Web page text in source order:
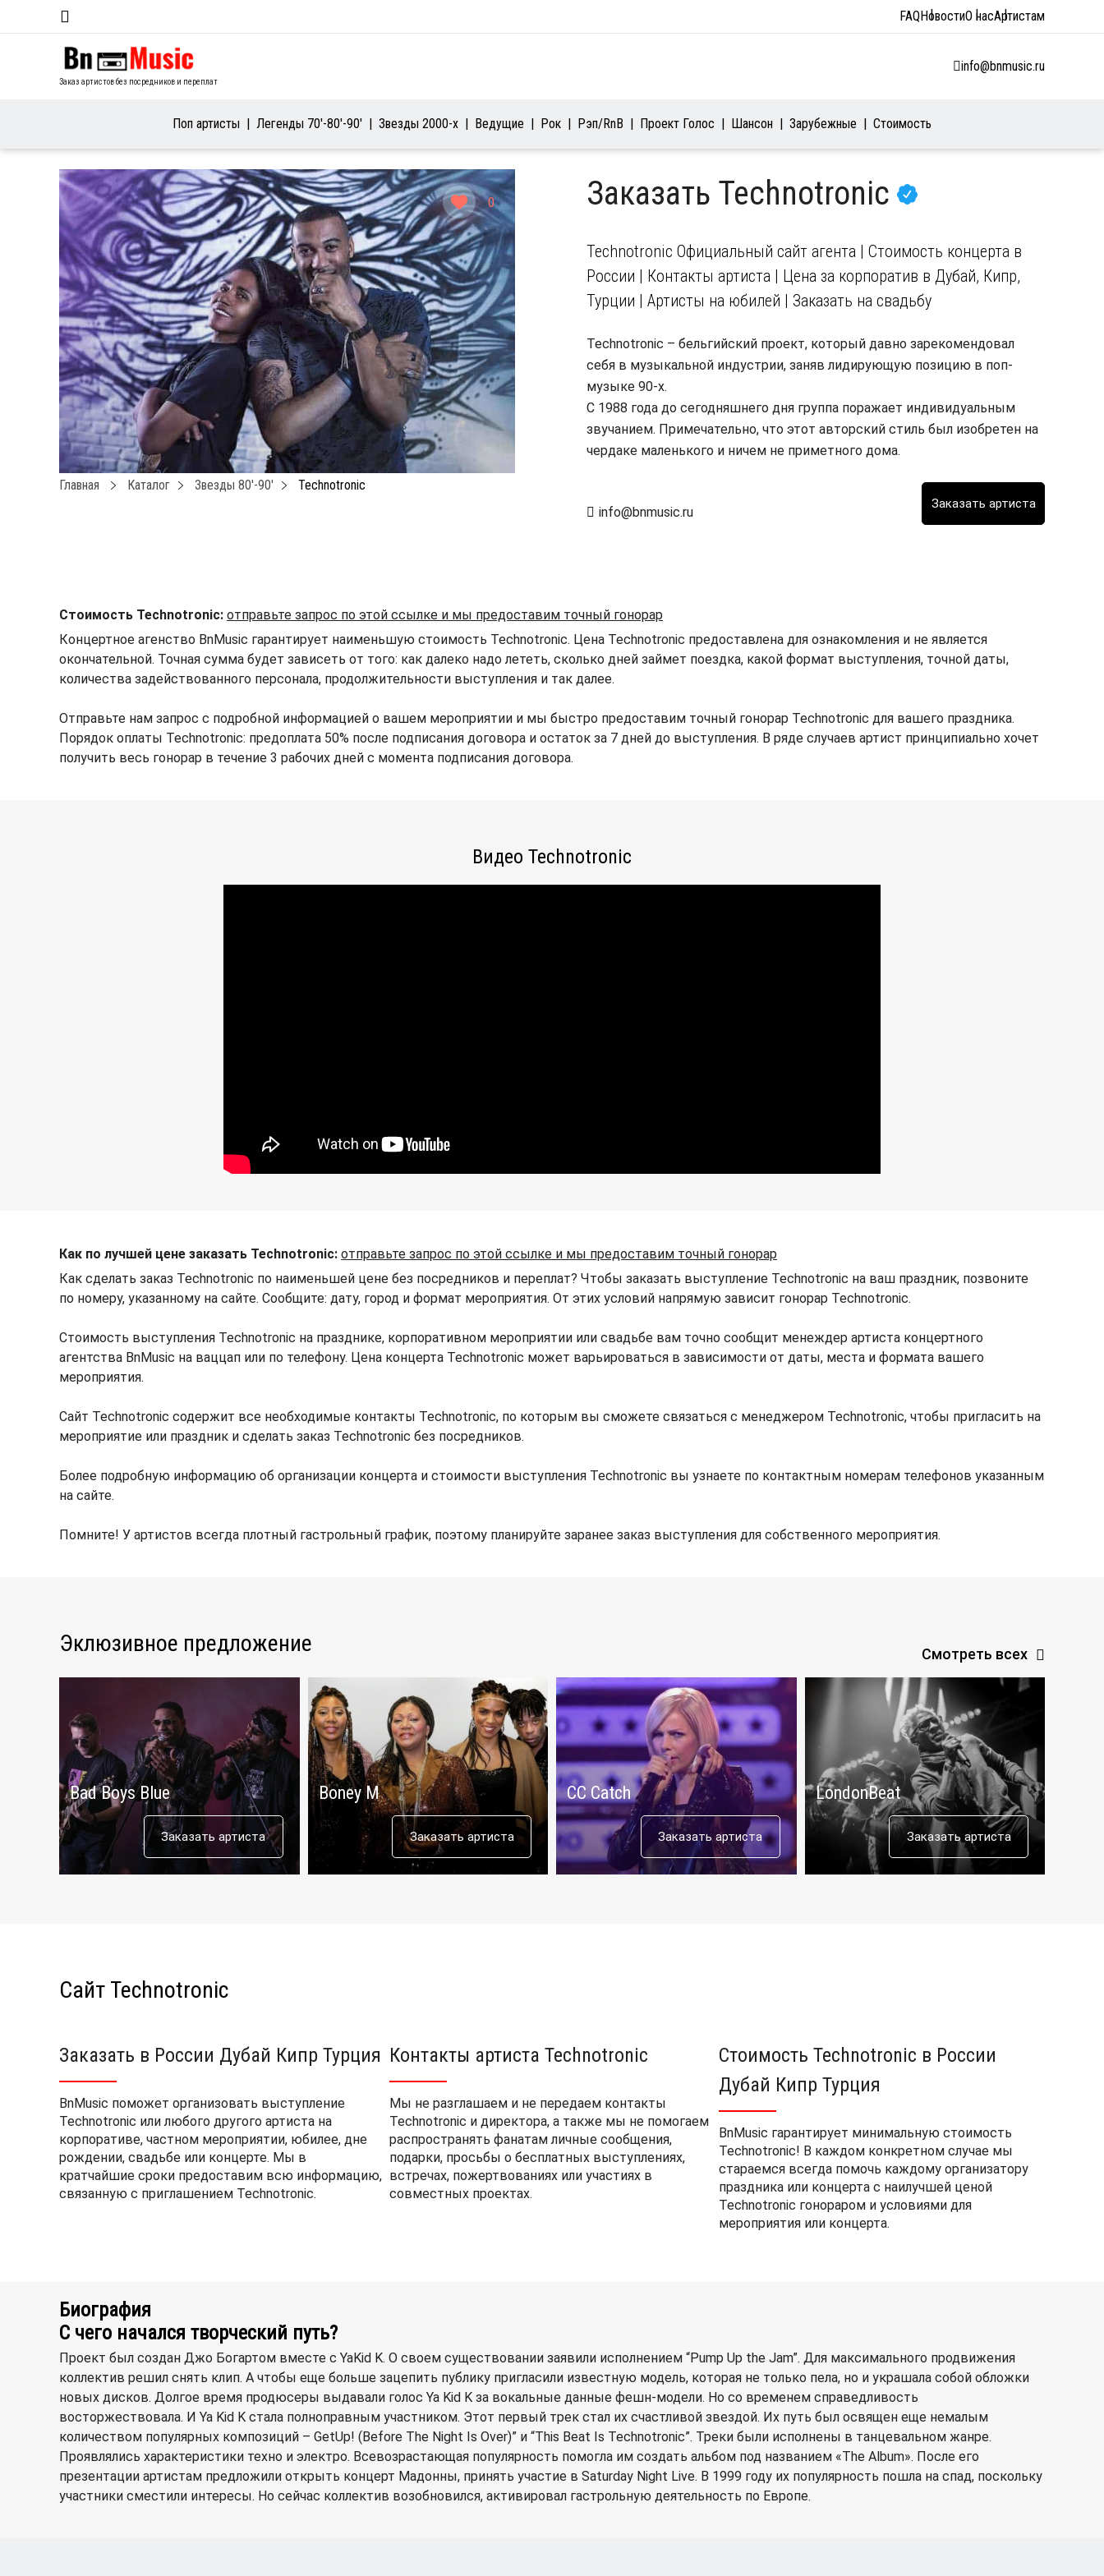
FAQНовостиО насАртистам
Заказ артистов без посредников и переплат
info@bnmusic.ru
Поп артисты Легенды 70′-80′-90′ Звезды 2000-х Ведущие Рок Рэп/RnB Проект Голос Шансон Зарубежные Стоимость
0
Главная Каталог Звезды 80′-90′ Technotronic
Заказать Technotronic
Technotronic Официальный сайт агента | Стоимость концерта в
России | Контакты артиста | Цена за корпоратив в Дубай, Кипр,
Турции | Артисты на юбилей | Заказать на свадьбу
Technotronic – бельгийский проект, который давно зарекомендовал
себя в музыкальной индустрии, заняв лидирующую позицию в поп-
музыке 90-х.
С 1988 года до сегодняшнего дня группа поражает индивидуальным
звучанием. Примечательно, что этот авторский стиль был изобретен на
чердаке маленького и ничем не приметного дома.
info@bnmusic.ru
Стоимость Technotronic: отправьте запрос по этой ссылке и мы предоставим точный гонорар
Концертное агенство BnMusic гарантирует наименьшую стоимость Technotronic. Цена Technotronic предоставлена для ознакомления и не является
окончательной. Точная сумма будет зависеть от того: как далеко надо лететь, сколько дней займет поездка, какой формат выступления, точной даты,
количества задействованного персонала, продолжительности выступления и так далее.
Отправьте нам запрос с подробной информацией о вашем мероприятии и мы быстро предоставим точный гонорар Technotronic для вашего праздника.
Порядок оплаты Technotronic: предоплата 50% после подписания договора и остаток за 7 дней до выступления. В ряде случаев артист принципиально хочет
получить весь гонорар в течение 3 рабочих дней с момента подписания договора.
Видео Technotronic
Как по лучшей цене заказать Technotronic: отправьте запрос по этой ссылке и мы предоставим точный гонорар
Как сделать заказ Technotronic по наименьшей цене без посредников и переплат? Чтобы заказать выступление Technotronic на ваш праздник, позвоните
по номеру, указанному на сайте. Сообщите: дату, город и формат мероприятия. От этих условий напрямую зависит гонорар Technotronic.
Стоимость выступления Technotronic на празднике, корпоративном мероприятии или свадьбе вам точно сообщит менеждер артиста концертного
агентства BnMusic на ваццап или по телефону. Цена концерта Technotronic может варьироваться в зависимости от даты, места и формата вашего
мероприятия.
Сайт Technotronic содержит все необходимые контакты Technotronic, по которым вы сможете связаться с менеджером Technotronic, чтобы пригласить на
мероприятие или праздник и сделать заказ Technotronic без посредников.
Более подробную информацию об организации концерта и стоимости выступления Technotronic вы узнаете по контактным номерам телефонов указанным
на сайте.
Помните! У артистов всегда плотный гастрольный график, поэтому планируйте заранее заказ выступления для собственного мероприятия.
Смотреть всех
Эклюзивное предложение
Bad Boys Blue
Заказать артиста
Boney M
Заказать артиста
CC Catch
Заказать артиста
LondonBeat
Заказать артиста
Сайт Technotronic
Заказать в России Дубай Кипр Турция
BnMusic поможет организовать выступление
Technotronic или любого другого артиста на
корпоративе, частном мероприятии, юбилее, дне
рождении, свадьбе или концерте. Мы в
кратчайшие сроки предоставим всю информацию,
связанную с приглашением Technotronic.
Контакты артиста Technotronic
Мы не разглашаем и не передаем контакты
Technotronic и директора, а также мы не помогаем
распространять фанатам личные сообщения,
подарки, просьбы о бесплатных выступлениях,
встречах, пожертвованиях или участиях в
совместных проектах.
Стоимость Technotronic в России
Дубай Кипр Турция
BnMusic гарантирует минимальную стоимость
Technotronic! В каждом конкретном случае мы
стараемся всегда помочь каждому организатору
праздника или концерта с наилучшей ценой
Technotronic гонораром и условиями для
мероприятия или концерта.
Биография
С чего начался творческий путь?
Проект был создан Джо Богартом вместе с YaKid K. О своем существовании заявили исполнением “Pump Up the Jam”. Для максимального продвижения
коллектив решил снять клип. А чтобы еще больше зацепить публику пригласили известную модель, которая не только пела, но и украшала собой обложки
новых дисков. Долгое время продюсеры выдавали голос Ya Kid K за вокальные данные фешн-модели. Но со временем справедливость
восторжествовала. И Ya Kid K стала полноправным участником. Этот первый трек стал их счастливой звездой. Их путь был освящен еще немалым
количеством популярных композиций – GetUp! (Before The Night Is Over)” и “This Beat Is Technotronic”. Треки были исполнены в танцевальном жанре.
Проявлялись характеристики техно и электро. Всевозрастающая популярность помогла им создать альбом под названием «The Album». После его
презентации артистам предложили открыть концерт Мадонны, принять участие в Saturday Night Live. В 1999 году их популярность пошла на спад, поскольку
участники сместили интересы. Но сейчас коллектив возобновился, активировал гастрольную деятельность по Европе.